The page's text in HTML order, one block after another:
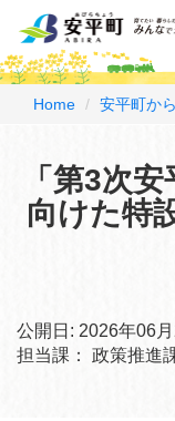
Home 安平町か
「第3次
向けた特
公開日: 2026年06月
担当課：
政策推進